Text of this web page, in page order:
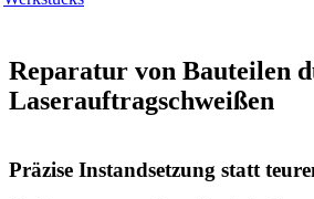
Reparatur von Bauteilen
Laserauftragschweißen
Präzise Instandsetzung statt